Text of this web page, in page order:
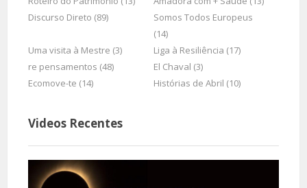
Discurso Direto (89)
Somos Todos Europeus
(14)
Uma visita à Mestre (3)
Liga à Resiliência (17)
re pensamentos (48)
El Chaval (3)
Ecomove-te (14)
Histórias de Abril (10)
Videos Recentes